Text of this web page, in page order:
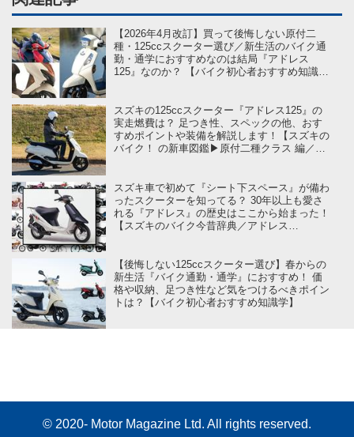
【2026年4月改訂】買って後悔しない原付二
種・125ccスクーター選び／新生活のバイク通
勤・通学におすすめなのは結局『アドレス
125』なのか？ 【バイク初心者おすすめ知識学
スズキの125ccスクーター『アドレス125』の
実走燃費は？ 足つき性、スペックの他、おす
すめポイントや装備を解説します！【スズキの
バイク！ の新車図鑑▶原付二種クラス 編／
スズキ車で初めて『シート下スペース』が備わ
ったスクーターを知ってる？ 30年以上も愛さ
れる『アドレス』の歴史はここから始まった！
【スズキのバイク今昔辞典／アドレス
【後悔しない125ccスクーター選び】春からの
新生活『バイク通勤・通学』におすすめ！ 価
格や収納、足つき性など気をつけるべきポイン
トは？【バイク初心者おすすめ知識学】
© 2020- Motor Magazine Ltd. All rights reserved.